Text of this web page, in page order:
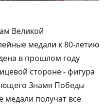
Великой
медали к 80-летию
в прошлом году
стороне - фигура
Знамя Победы
получат все